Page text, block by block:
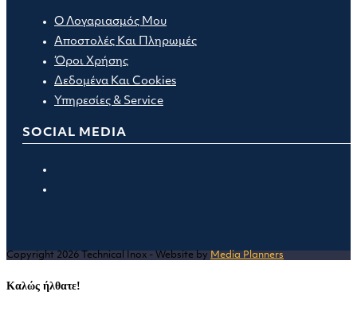
Ο Λογαριασμός Μου
Αποστολές Και Πληρωμές
Όροι Χρήσης
Δεδομένα Και Cookies
Υπηρεσίες & Service
SOCIAL MEDIA
tab
new
Copyright 2026 Technical Inox - Website by Media Planners
Καλώς ήλθατε!